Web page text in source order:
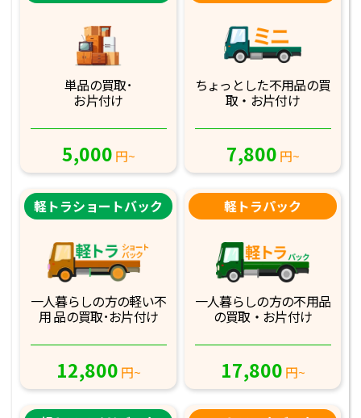
単品の買取･
お片付け
5,000 円~
ちょっとした不用品の買
取・お片付け
7,800 円~
軽トラショートバック
一人暮らしの方の軽い不
用 品の買取･お片付け
12,800 円~
軽トラパック
一人暮らしの方の不用品
の買取・お片付け
17,800 円~